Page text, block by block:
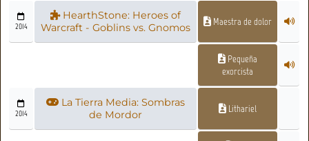
2014
HearthStone: Heroes of
Warcraft - Goblins vs. Gnomos
Maestra de dolor
Pequeña
exorcista
2014
La Tierra Media: Sombras
de Mordor
Lithariel